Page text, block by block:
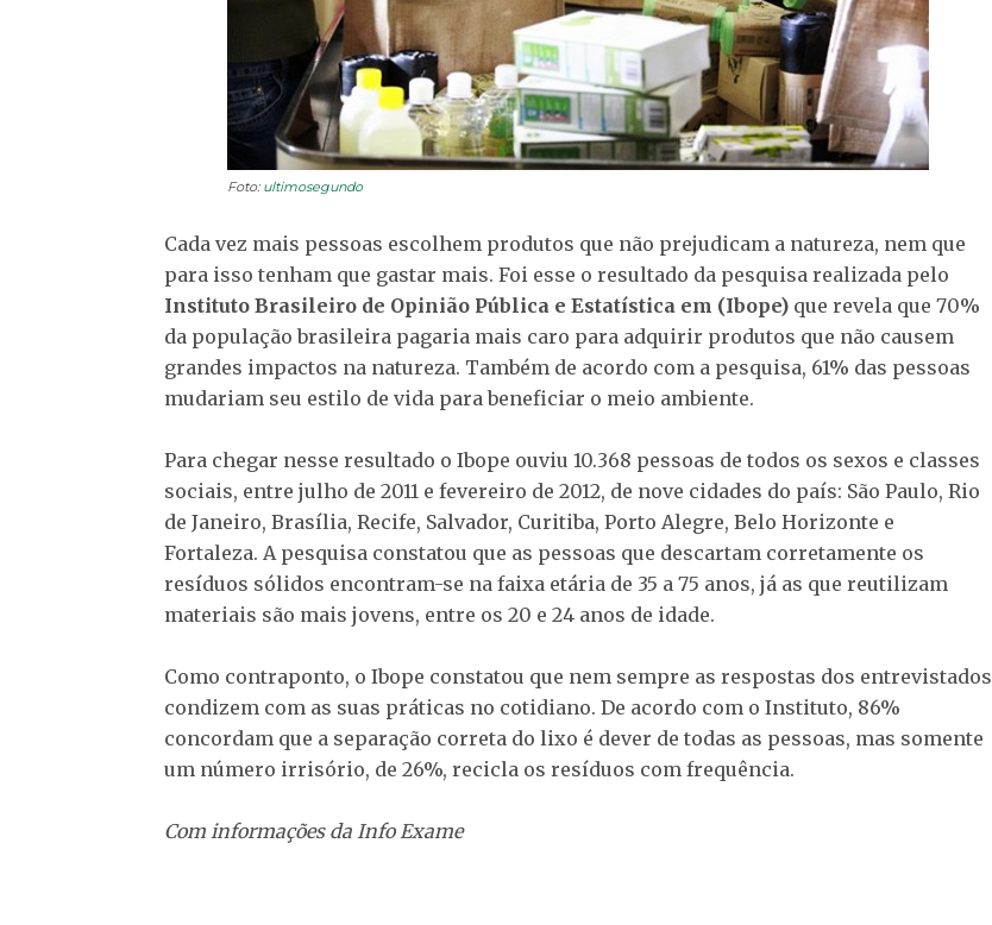
Foto: ultimosegundo
Cada vez mais pessoas escolhem produtos que não prejudicam a natureza, nem que
para isso tenham que gastar mais. Foi esse o resultado da pesquisa realizada pelo
Instituto Brasileiro de Opinião Pública e Estatística em (Ibope) que revela que 70%
da população brasileira pagaria mais caro para adquirir produtos que não causem
grandes impactos na natureza. Também de acordo com a pesquisa, 61% das pessoas
mudariam seu estilo de vida para beneficiar o meio ambiente.
Para chegar nesse resultado o Ibope ouviu 10.368 pessoas de todos os sexos e classes
sociais, entre julho de 2011 e fevereiro de 2012, de nove cidades do país: São Paulo, Rio
de Janeiro, Brasília, Recife, Salvador, Curitiba, Porto Alegre, Belo Horizonte e
Fortaleza. A pesquisa constatou que as pessoas que descartam corretamente os
resíduos sólidos encontram-se na faixa etária de 35 a 75 anos, já as que reutilizam
materiais são mais jovens, entre os 20 e 24 anos de idade.
Como contraponto, o Ibope constatou que nem sempre as respostas dos entrevistados
condizem com as suas práticas no cotidiano. De acordo com o Instituto, 86%
concordam que a separação correta do lixo é dever de todas as pessoas, mas somente
um número irrisório, de 26%, recicla os resíduos com frequência.
Com informações da Info Exame